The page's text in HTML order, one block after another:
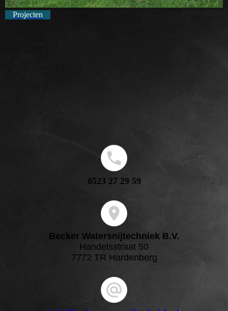
Projecten
0523 27 29 59
Becker Watersnijtechniek B.V.
Handelsstraat 50
7772 TR Hardenberg